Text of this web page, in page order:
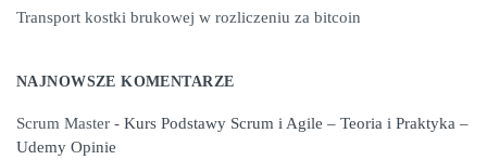
Transport kostki brukowej w rozliczeniu za bitcoin
NAJNOWSZE KOMENTARZE
Scrum Master - Kurs Podstawy Scrum i Agile – Teoria i Praktyka –
Udemy Opinie